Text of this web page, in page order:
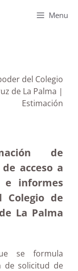
Menu
del Colegio
de La Palma |
Estimación
de
acceso a
e informes
de
La Palma
se formula
de solicitud de